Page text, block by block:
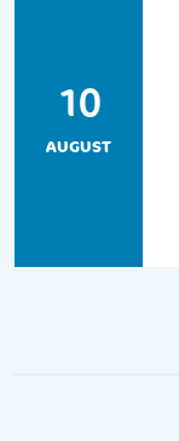
10
AUGUST